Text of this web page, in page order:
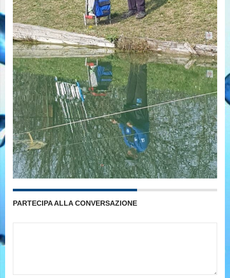
PARTECIPA ALLA CONVERSAZIONE